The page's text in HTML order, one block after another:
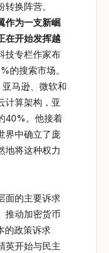
换阵营。
作为一支新崛
在开始发挥越
技专栏作家布
的搜索市场。
马逊、微软和
计算架构，亚
40%。他接着
界中确立了庞
地将这种权力
面的主要诉求
推动加密货币
的政策诉求
英开始与民主